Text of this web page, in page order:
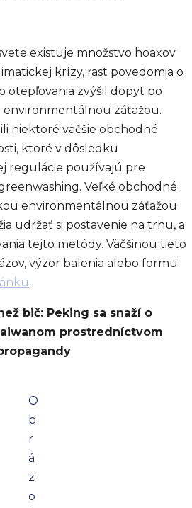
existuje množstvo hoaxov
krízy, rast povedomia o
otepľovania zvýšil dopyt po
záťažou.
niektoré väčšie obchodné
ktoré v dôsledku
regulácie používajú pre
Veľké obchodné
environmentálnou záťažou
udržať si postavenie na trhu, a
tejto metódy. Väčšinou tieto
výzor balenia alebo formu
.
bič: Peking sa snaží o
prostredníctvom
O
b
r
á
z
o